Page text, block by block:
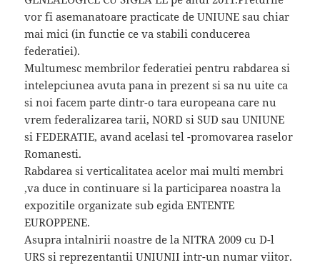
vor fi asemanatoare practicate de UNIUNE sau chiar
mai mici (in functie ce va stabili conducerea
federatiei).
Multumesc membrilor federatiei pentru rabdarea si
intelepciunea avuta pana in prezent si sa nu uite ca
si noi facem parte dintr-o tara europeana care nu
vrem federalizarea tarii, NORD si SUD sau UNIUNE
si FEDERATIE, avand acelasi tel -promovarea raselor
Romanesti.
Rabdarea si verticalitatea acelor mai multi membri
,va duce in continuare si la participarea noastra la
expozitile organizate sub egida ENTENTE
EUROPPENE.
Asupra intalnirii noastre de la NITRA 2009 cu D-l
URS si reprezentantii UNIUNII intr-un numar viitor.